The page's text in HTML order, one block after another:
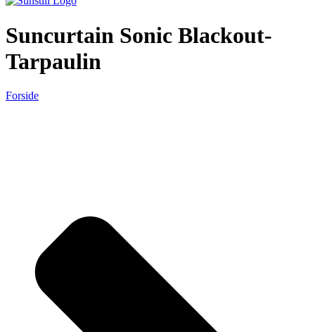
Suncurtain Sonic Blackout-
Tarpaulin
Forside